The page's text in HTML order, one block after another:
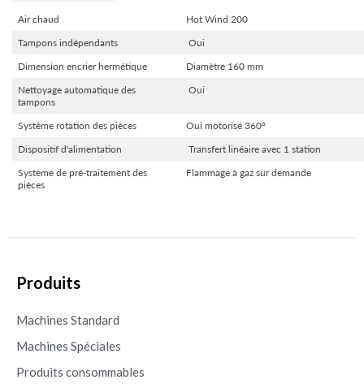
Air chaud
Hot Wind 200
Tampons indépendants
Oui
Dimension encrier hermétique
Diamètre 160 mm
Nettoyage automatique des
tampons
Oui
Système rotation des pièces
Oui motorisé 360°
Dispositif d'alimentation
Transfert linéaire avec 1 station
Système de pré-traitement des
pièces
Flammage à gaz sur demande
Produits
Machines Standard
Machines Spéciales
Produits consommables